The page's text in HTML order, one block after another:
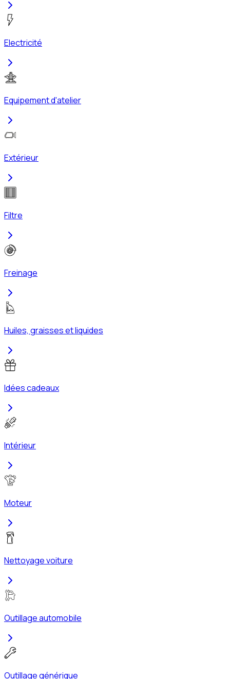
Electricité
Equipement d'atelier
Extérieur
Filtre
Freinage
Huiles, graisses et liquides
Idées cadeaux
Intérieur
Moteur
Nettoyage voiture
Outillage automobile
Outillage générique